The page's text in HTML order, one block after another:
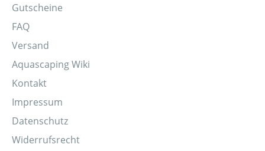
Gutscheine
FAQ
Versand
Aquascaping Wiki
Kontakt
Impressum
Datenschutz
Widerrufsrecht